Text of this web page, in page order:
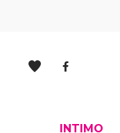
INTIMO